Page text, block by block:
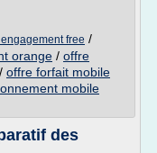
free /
orange / offre
/ offre forfait mobile
mobile
des